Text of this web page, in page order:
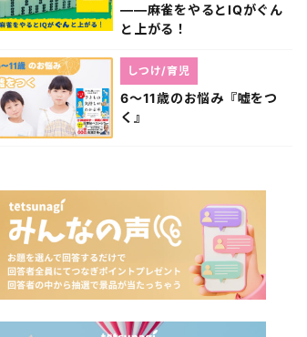
――麻雀をやるとIQがぐん
と上がる！
6～11歳のお悩み『嘘をつ
く』
しつけ/育児